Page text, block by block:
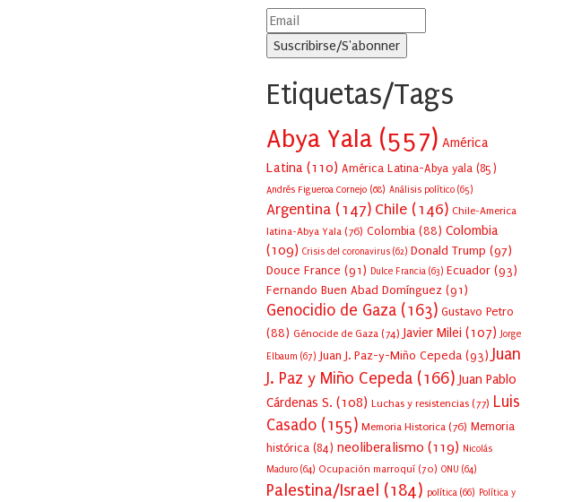
Etiquetas/Tags
Abya Yala (557) América
Latina (110) América Latina-Abya yala (85)
Andrés Figueroa Cornejo (68) Análisis político (65)
Argentina (147) Chile (146) Chile-America
latina-Abya Yala (76) Colombia (88) Colombia
(109) Crisis del coronavirus (62) Donald Trump (97)
Douce France (91) Dulce Francia (63) Ecuador (93)
Fernando Buen Abad Domínguez (91)
Genocidio de Gaza (163) Gustavo Petro
(88) Génocide de Gaza (74) Javier Milei (107) Jorge
Elbaum (67) Juan J. Paz-y-Miño Cepeda (93) Juan
J. Paz y Miño Cepeda (166) Juan Pablo
Cárdenas S. (108) Luchas y resistencias (77) Luis
Casado (155) Memoria Historica (76) Memoria
histórica (84) neoliberalismo (119) Nicolás
Maduro (64) Ocupación marroquí (70) ONU (64)
Palestina/Israel (184) política (66) Política y